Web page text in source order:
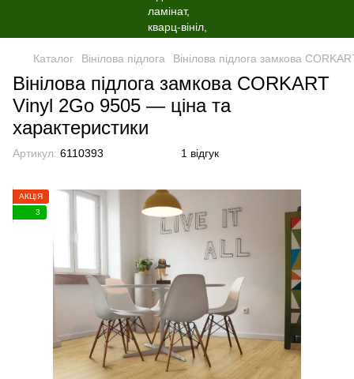
Каталог Вінілова пiдлога Вінілова підлога замкова
Вінілова підлога замкова CORKART
Vinyl 2Go 9505 — ціна та
характеристики
Артикул: 6110393 1 відгук
АКЦІЯ
3